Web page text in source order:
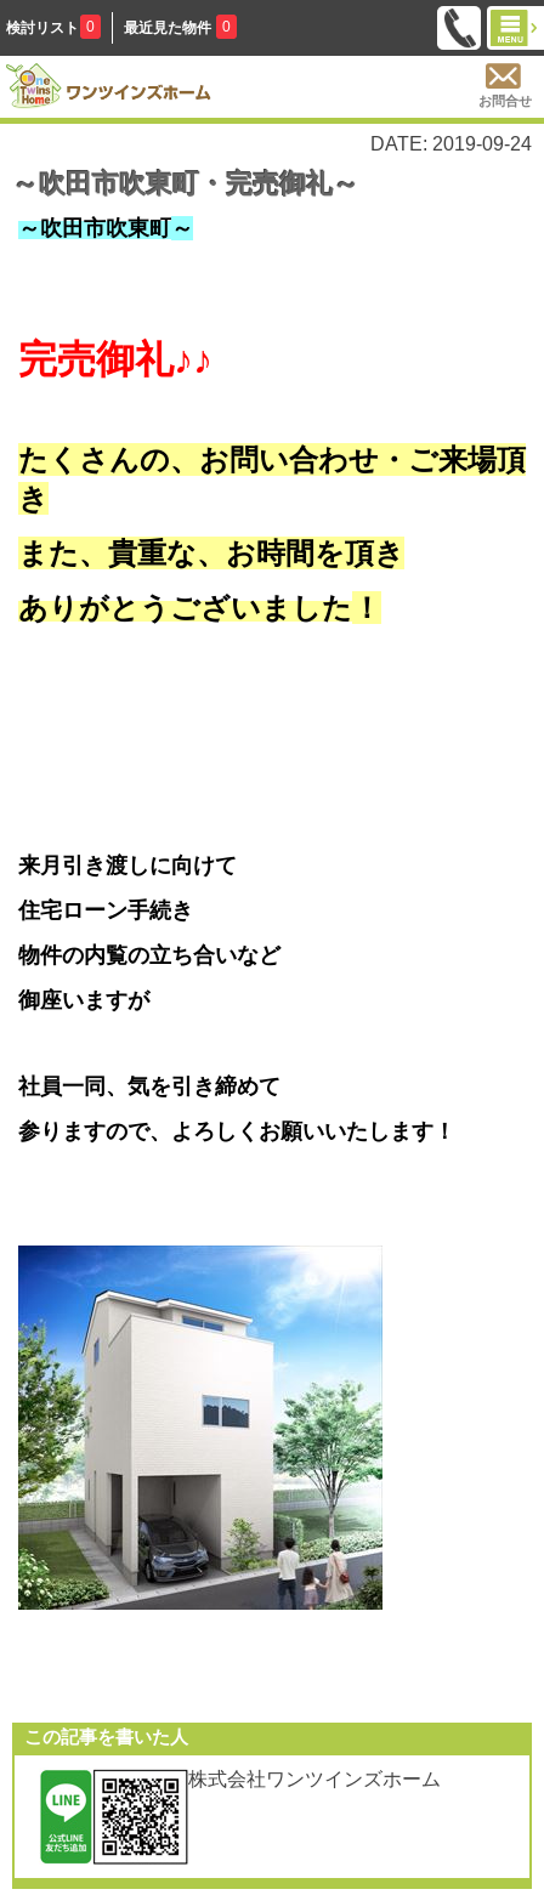
検討リスト 0 最近見た物件 0
お問合せ
DATE: 2019-09-24
～吹田市吹東町・完売御礼～
～吹田市吹東町～
完売御礼♪♪
たくさんの、お問い合わせ・ご来場頂
き
また、貴重な、お時間を頂き
ありがとうございました ！
来月引き渡しに向けて
住宅ローン手続き
物件の内覧の立ち合いなど
御座いますが
社員一同、気を引き締めて
参りますので、よろしくお願いいたします！
この記事を書いた人
株式会社ワンツインズホーム